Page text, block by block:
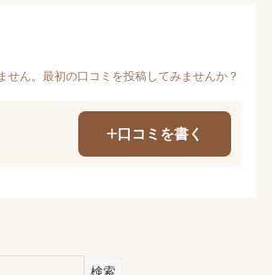
せん。最初の口コミを投稿してみませんか？
口コミを書く
検索